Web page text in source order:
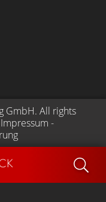
GmbH. All rights
Impressum -